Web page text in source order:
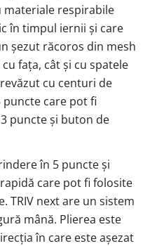
materiale respirabile
în timpul iernii și care
șezut răcoros din mesh
fața, cât și cu spatele
cu centuri de
care pot fi
puncte și buton de
în 5 puncte și
care pot fi folosite
TRIV next are un sistem
mână. Plierea este
în care este așezat